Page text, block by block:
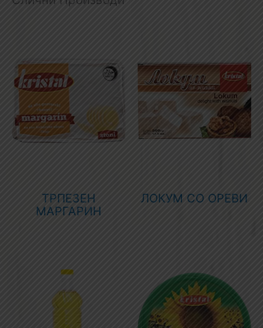
ТРПЕЗЕН
МАРГАРИН
ЛОКУМ СО ОРЕВИ